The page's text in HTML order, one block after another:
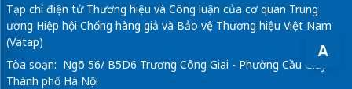
A
Tạp chí điện tử Thương hiệu và Công luận của cơ quan Trung
ương Hiệp hội Chống hàng giả và Bảo vệ Thương hiệu Việt Nam
(Vatap)
Tòa soạn: Ngõ 56/ B5D6 Trương Công Giai - Phường Cầu Giấy -
Thành phố Hà Nội